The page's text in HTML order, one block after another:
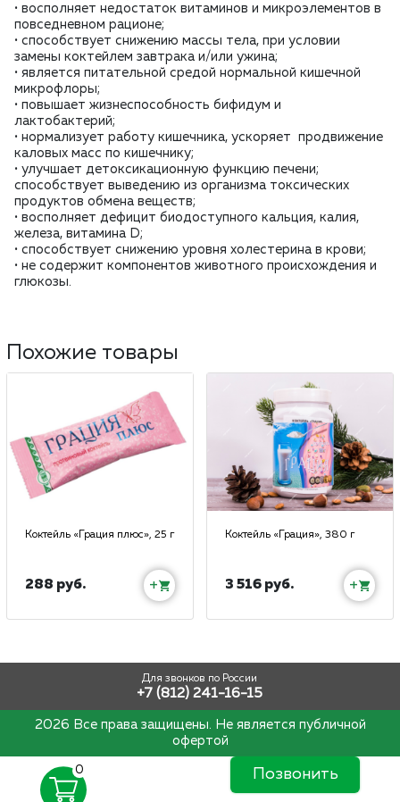
• восполняет недостаток витаминов и микроэлементов в
повседневном рационе;
• способствует снижению массы тела, при условии
замены коктейлем завтрака и/или ужина;
• является питательной средой нормальной кишечной
микрофлоры;
• повышает жизнеспособность бифидум­ и
лактобактерий;
• нормализует работу кишечника, ускоряет продвижение
каловых масс по кишечнику;
• улучшает детоксикационную функцию печени;
способствует выведению из организма токсических
продуктов обмена веществ;
• восполняет дефицит биодоступного кальция, калия,
железа, витамина D;
• способствует снижению уровня холестерина в крови;
• не содержит компонентов животного происхождения и
глюкозы.
Похожие товары
Коктейль «Грация плюс», 25 г
288 руб. +
Коктейль «Грация», 380 г
3 516 руб. +
Для звонков по России
+7 (812) 241-16-15
2026 Все права защищены. Не является публичной
офертой
Позвонить
0